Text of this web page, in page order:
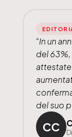
“In un
del
attestate
del suo
CC